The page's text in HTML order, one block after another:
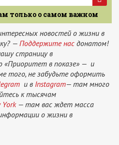
только о самом важном
новостей о жизни в
— Поддержите нас донатом!
страницу в
в показе» — и
того, не забудьте оформить
и в Instagram— там много
к тысячам
York— там вас ждет масса
о жизни в